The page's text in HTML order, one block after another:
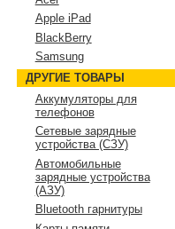
Apple iPad
BlackBerry
Samsung
ДРУГИЕ ТОВАРЫ
Аккумуляторы для
телефонов
Сетевые зарядные
устройства (СЗУ)
Автомобильные
зарядные устройства
(АЗУ)
Bluetooth гарнитуры